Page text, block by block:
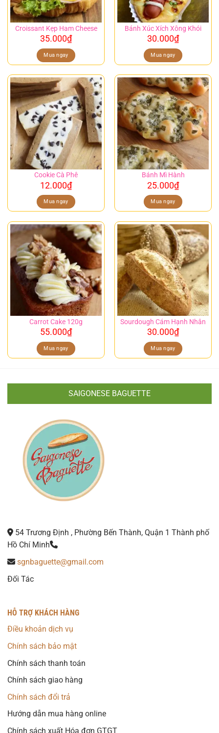
Croissant Kẹp Ham Cheese
35.000₫
Mua ngay
Bánh Xúc Xích Xông Khói
30.000₫
Mua ngay
Cookie Cà Phê
12.000₫
Mua ngay
Bánh Mì Hành
25.000₫
Mua ngay
Carrot Cake 120g
55.000₫
Mua ngay
Sourdough Cám Hạnh Nhân
30.000₫
Mua ngay
SAIGONESE BAGUETTE
54 Trương Định , Phường Bến Thành, Quận 1 Thành phố
Hồ Chí Minh
sgnbaguette@gmail.com
Đối Tác
HỖ TRỢ KHÁCH HÀNG
Điều khoản dịch vụ
Chính sách bảo mật
Chính sách thanh toán
Chính sách giao hàng
Chính sách đổi trả
Hướng dẫn mua hàng online
Chính sách xuất Hóa đơn GTGT